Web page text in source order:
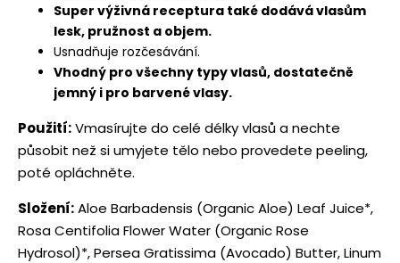
Super výživná receptura také dodává vlasům
lesk, pružnost a objem.
Usnadňuje rozčesávání.
Vhodný pro všechny typy vlasů, dostatečně
jemný i pro barvené vlasy.
Použití:Vmasírujte do celé délky vlasů a nechte
působit než si umyjete tělo nebo provedete peeling,
poté opláchněte.
Složení:Aloe Barbadensis (Organic Aloe) Leaf Juice*,
Rosa Centifolia Flower Water (Organic Rose
Hydrosol)*, Persea Gratissima (Avocado) Butter, Linum